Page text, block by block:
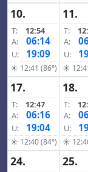
10.
T:
12:54
A:
06:14
U: 19:09
☀ 12:41 (86°)
11.
T:
A:
U:
☀
17.
T:
12:47
A:
06:16
U: 19:04
☀ 12:40 (84°)
18.
T:
A:
U:
☀
24. 25.